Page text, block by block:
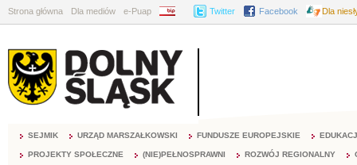
Strona główna Dla mediów e-Puap BIP Twitter Facebook Dla
SEJMIK URZĄD MARSZAŁKOWSKI FUNDUSZE EUROPEJSKIE
PROJEKTY SPOŁECZNE (NIE)PEŁNOSPRAWNI ROZWÓJ REGIONALNY